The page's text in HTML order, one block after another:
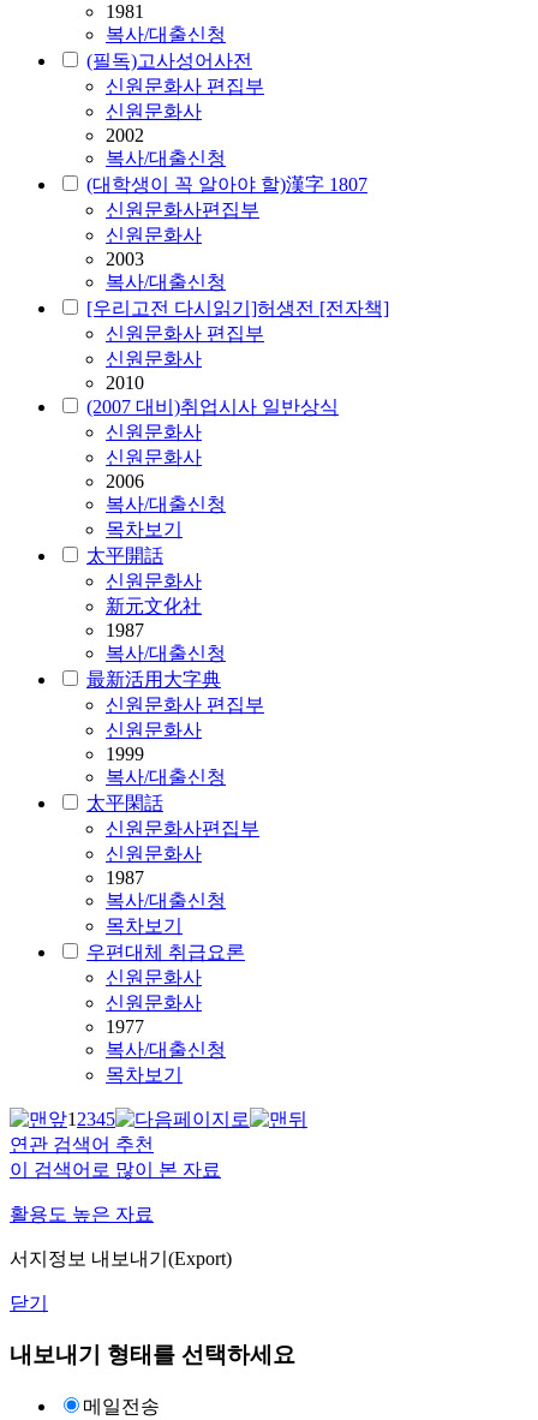
1981
복사/대출신청
(필독)고사성어사전
신원문화사 편집부
신원문화사
2002
복사/대출신청
(대학생이 꼭 알아야 할)漢字 1807
신원문화사편집부
신원문화사
2003
복사/대출신청
[우리고전 다시읽기]허생전 [전자책]
신원문화사 편집부
신원문화사
2010
(2007 대비)취업시사 일반상식
신원문화사
신원문화사
2006
복사/대출신청
목차보기
太平開話
신원문화사
新元文化社
1987
복사/대출신청
最新活用大字典
신원문화사 편집부
신원문화사
1999
복사/대출신청
太平閑話
신원문화사편집부
신원문화사
1987
복사/대출신청
목차보기
우편대체 취급요론
신원문화사
신원문화사
1977
복사/대출신청
목차보기
12345
연관 검색어 추천
이 검색어로 많이 본 자료
활용도 높은 자료
서지정보 내보내기(Export)
닫기
내보내기 형태를 선택하세요
메일전송